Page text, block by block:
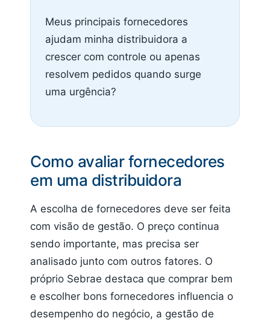
Meus principais fornecedores
ajudam minha distribuidora a
crescer com controle ou apenas
resolvem pedidos quando surge
uma urgência?
Como avaliar fornecedores
em uma distribuidora
A escolha de fornecedores deve ser feita
com visão de gestão. O preço continua
sendo importante, mas precisa ser
analisado junto com outros fatores. O
próprio Sebrae destaca que comprar bem
e escolher bons fornecedores influencia o
desempenho do negócio, a gestão de